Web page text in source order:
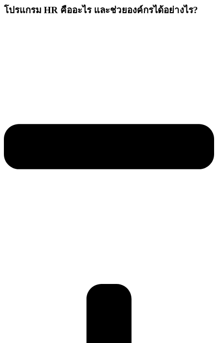
โปรแกรม HR คืออะไร และช่วยองค์กรได้อย่างไร?